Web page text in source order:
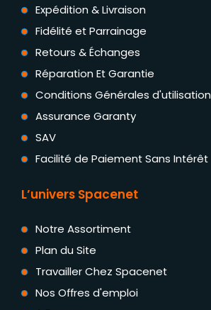
Expédition & Livraison
Fidélité et Parrainage
Retours & Échanges
Réparation Et Garantie
Conditions Générales d'utilisation
Assurance Garanty
SAV
Facilité de Paiement Sans Intérêt
L’univers Spacenet
Notre Assortiment
Plan du Site
Travailler Chez Spacenet
Nos Offres d'emploi